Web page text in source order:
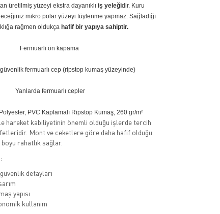
üretilmiş yüzeyi ekstra dayanıklı iş yeleğidir. Kuru
mikro polar yüzeyi tüylenme yapmaz. Sağladığı
rağmen oldukça hafif bir yapıya sahiptir.
Fermuarlı ön kapama
fermuarlı cep (ripstop kumaş yüzeyinde)
Yanlarda fermuarlı cepler
PVC Kaplamalı Ripstop Kumaş, 260 gr/m²
hareket kabiliyetinin önemli olduğu işlerde tercih
Mont ve ceketlere göre daha hafif olduğu
rahatlık sağlar.
detayları
yapısı
kullanım